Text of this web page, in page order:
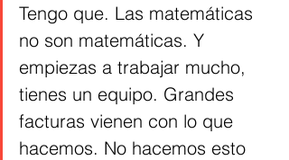
Tengo que. Las matemáticas
no son matemáticas. Y
empiezas a trabajar mucho,
tienes un equipo. Grandes
facturas vienen con lo que
hacemos. No hacemos esto